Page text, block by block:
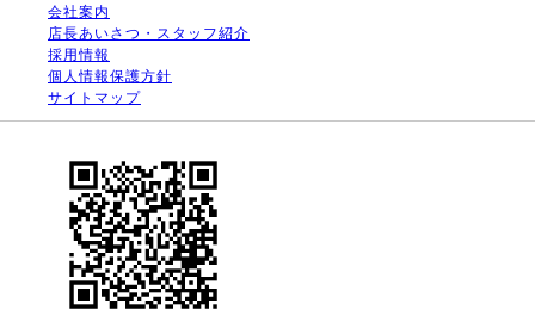
会社案内
店長あいさつ・スタッフ紹介
採用情報
個人情報保護方針
サイトマップ